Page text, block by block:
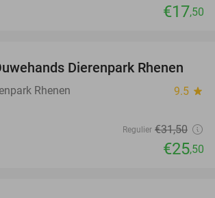
€17,50
19%
Dierenpark Rhenen
Rhenen 9.5 star
Regulier €31,50
€25,50